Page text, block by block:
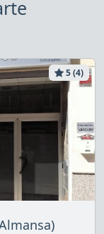
5 (4)